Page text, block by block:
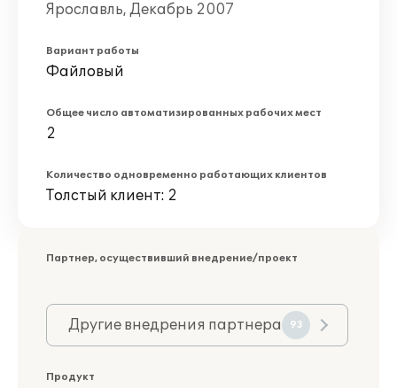
Ярославль, Декабрь 2007
Вариант работы
Файловый
Общее число автоматизированных рабочих мест
2
Количество одновременно работающих клиентов
Толстый клиент: 2
Партнер, осуществивший внедрение/проект
Другие внедрения партнера 93
Продукт